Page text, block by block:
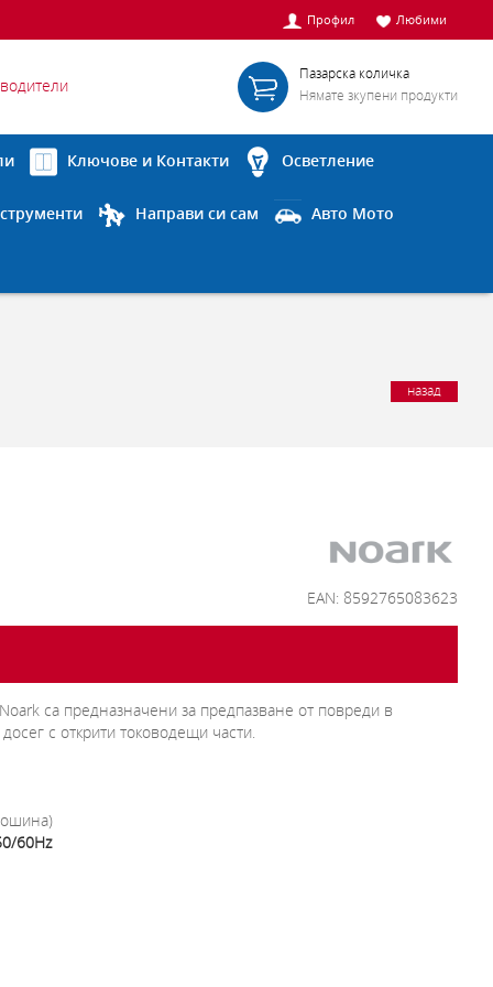
Профил Любими
Пазарска количка
Нямате зкупени продукти
Ключове и Контакти Осветление
Направи си сам Авто Мото
назад
EAN: 8592765083623
са предназначени за предпазване от повреди в
с открити тоководещи части.
60Hz